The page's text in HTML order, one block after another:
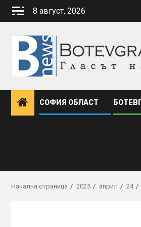
Skip
8 август, 2026
СОФИЯ ОБЛАСТ
Начална страница 2025 април 24